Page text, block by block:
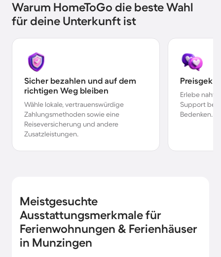
Warum HomeToGo die beste Wahl
für deine Unterkunft ist
Sicher bezahlen und auf dem
richtigen Weg bleiben
Wähle lokale, vertrauenswürdige
Zahlungsmethoden sowie eine
Reiseversicherung und andere
Zusatzleistungen.
Erlebe
Support bei
Bedenken.
Meistgesuchte
Ausstattungsmerkmale für
Ferienwohnungen & Ferienhäuser
in Munzingen